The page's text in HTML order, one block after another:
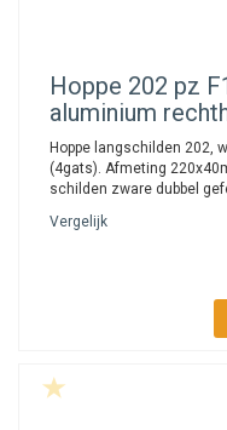
Hoppe 202 pz
aluminium
Hoppe langschilden 202,
(4gats). Afmeting
schilden zware dubbel
Vergelijk